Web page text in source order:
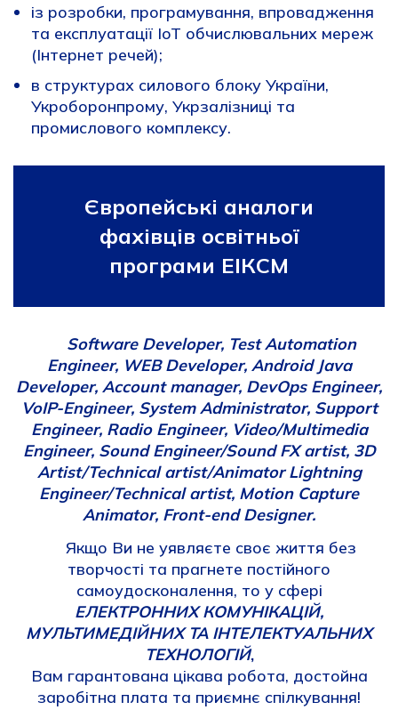
із розробки, програмування, впровадження
та експлуатації IoT обчислювальних мереж
(Інтернет речей);
в структурах силового блоку України,
Укроборонпрому, Укрзалізниці та
промислового комплексу.
Європейські аналоги
фахівців освітньої
програми ЕІКСМ
Software Developer, Test Automation
Engineer, WEB Developer, Аndroid Java
Developer, Account manager, DevOps Engineer,
VoIP-Engineer, System Administrator, Support
Engineer, Radio Engineer, Video/Multimedia
Engineer, Sound Engineer/Sound FX artist, 3D
Artist/Technical artist/Animator Lightning
Engineer/Technical artist, Motion Capture
Animator, Front-end Designer.
Якщо Ви не уявляєте своє життя без
творчості та прагнете постійного
самоудосконалення, то у сфері
ЕЛЕКТРОННИХ КОМУНІКАЦІЙ,
МУЛЬТИМЕДІЙНИХ ТА ІНТЕЛЕКТУАЛЬНИХ
ТЕХНОЛОГІЙ,
Вам гарантована цікава робота, достойна
заробітна плата та приємнє спілкування!